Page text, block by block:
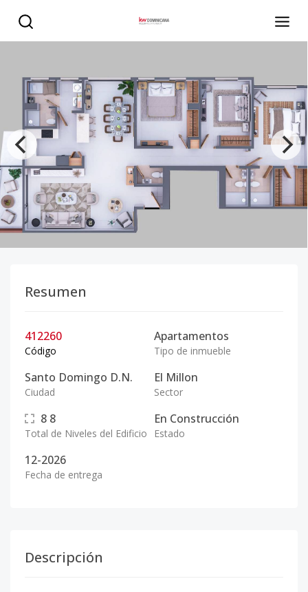
Resumen
412260
Código
Apartamentos
Tipo de inmueble
Santo Domingo D.N.
Ciudad
El Millon
Sector
8 8
Total de Niveles del Edificio
En Construcción
Estado
12-2026
Fecha de entrega
Descripción